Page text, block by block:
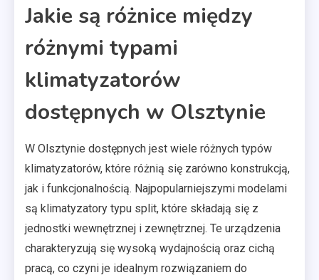
Jakie są różnice między
różnymi typami
klimatyzatorów
dostępnych w Olsztynie
W Olsztynie dostępnych jest wiele różnych typów
klimatyzatorów, które różnią się zarówno konstrukcją,
jak i funkcjonalnością. Najpopularniejszymi modelami
są klimatyzatory typu split, które składają się z
jednostki wewnętrznej i zewnętrznej. Te urządzenia
charakteryzują się wysoką wydajnością oraz cichą
pracą, co czyni je idealnym rozwiązaniem do